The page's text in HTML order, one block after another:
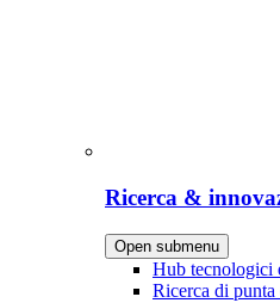
Ricerca &
Open submenu
Hub tecnologici
Ricerca di punta